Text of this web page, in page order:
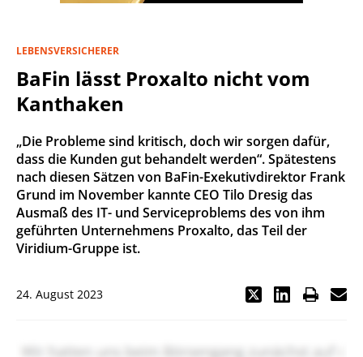
LEBENSVERSICHERER
BaFin lässt Proxalto nicht vom
Kanthaken
„Die Probleme sind kritisch, doch wir sorgen dafür,
dass die Kunden gut behandelt werden“. Spätestens
nach diesen Sätzen von BaFin-Exekutivdirektor Frank
Grund im November kannte CEO Tilo Dresig das
Ausmaß des IT- und Serviceproblems des von ihm
geführten Unternehmens Proxalto, das Teil der
Viridium-Gruppe ist.
24. August 2023